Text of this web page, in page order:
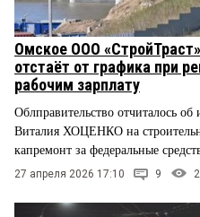
Омское ООО
отстаёт от графика при
рабочим зарплату
Облправительство отчиталось об
Виталия ХОЦЕНКО на
капремонт за федеральные
27 апреля 2026 17:10 9